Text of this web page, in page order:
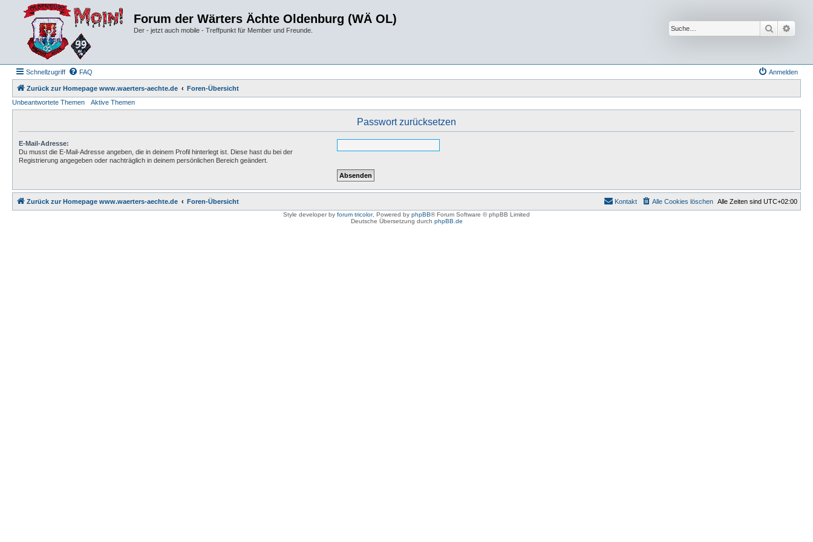
Forum der Wärters Ächte Oldenburg (WÄ OL)
Der - jetzt auch mobile - Treffpunkt für Member und Freunde. Suche
Schnellzugriff FAQ Anmelden
Zurück zur Homepage www.waerters-aechte.de
Foren-Übersicht
Unbeantwortete Themen
Aktive Themen
Passwort zurücksetzen
E-Mail-Adresse:
Du musst die E-Mail-Adresse angeben, die in deinem Profil hinterlegt ist. Diese hast du bei der
Registrierung angegeben oder nachträglich in deinem persönlichen Bereich geändert.
Zurück zur Homepage www.waerters-aechte.de Foren-Übersicht Alle Zeiten sind UTC+02:00
Alle Cookies löschen
Kontakt
Style developer by forum tricolor, Powered by phpBB® Forum Software © phpBB Limited
Deutsche Übersetzung durch phpBB.de